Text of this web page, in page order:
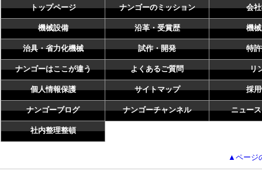
トップページ ナンゴーのミッション 会
機械設備 沿革・受賞歴 機
治具・省力化機械 試作・開発 特
ナンゴーはここが違う よくあるご質問 リ
個人情報保護 サイトマップ 採
ナンゴーブログ ナンゴーチャンネル ニュー
社内整理整頓
▲ページ